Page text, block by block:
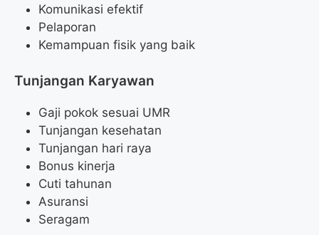
Komunikasi efektif
Pelaporan
Kemampuan fisik yang baik
Tunjangan Karyawan
Gaji pokok sesuai UMR
Tunjangan kesehatan
Tunjangan hari raya
Bonus kinerja
Cuti tahunan
Asuransi
Seragam